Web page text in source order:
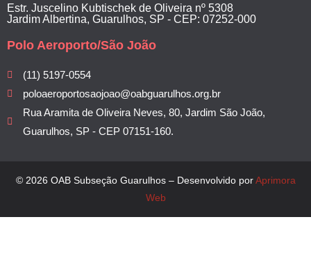
Estr. Juscelino Kubtischek de Oliveira nº 5308
Jardim Albertina, Guarulhos, SP - CEP: 07252-000
Polo Aeroporto/São João
(11) 5197-0554
poloaeroportosaojoao@oabguarulhos.org.br
Rua Aramita de Oliveira Neves, 80, Jardim São João,
Guarulhos, SP - CEP 07151-160.
© 2026 OAB Subseção Guarulhos – Desenvolvido porAprimora
Web